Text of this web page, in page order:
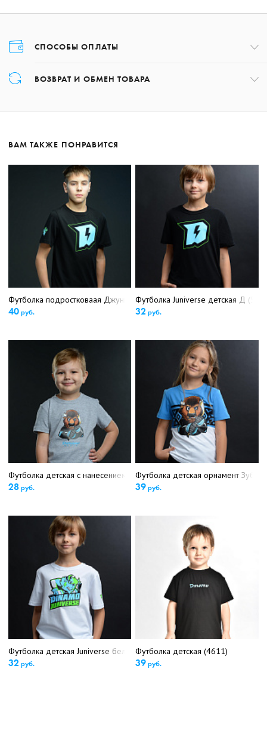
СПОСОБЫ ОПЛАТЫ
заказа.
Подробнее об оплате
ВОЗВРАТ И ОБМЕН ТОВАРА
получения заказа, обратившись по номеру +375 17 227-01-97 либо,
ВАМ ТАКЖЕ ПОНРАВИТСЯ
Футболка подростковаая Джуниверс "Д" (5234)
40руб.
Футболка Juniverse детская Д
32 руб.
Футболка детская с нанесением серая арт.1 (4911)
28руб.
Футболка детская орнамент Зубр
39 руб.
Футболка детская Juniverse белая 5224
32 руб.
Футболка детская (4611)
39 руб.